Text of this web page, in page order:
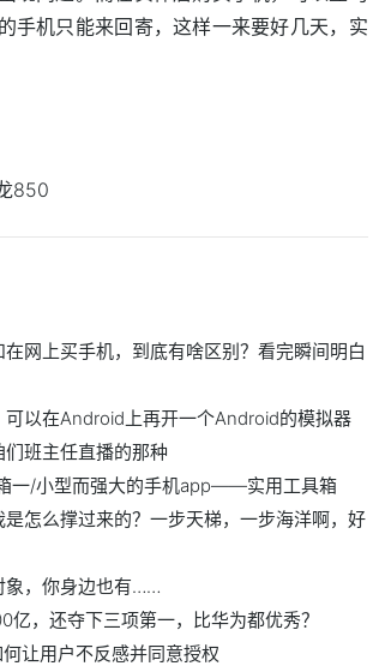
手机只能来回寄，这样一来要好几天，实
850
网上买手机，到底有啥区别？看完瞬间明白
可以在Android上再开一个Android的模拟器
班主任直播的那种
一/小型而强大的手机app——实用工具箱
是怎么撑过来的？一步天梯，一步海洋啊，好
象，你身边也有……
亿，还夺下三项第一，比华为都优秀？
让用户不反感并同意授权